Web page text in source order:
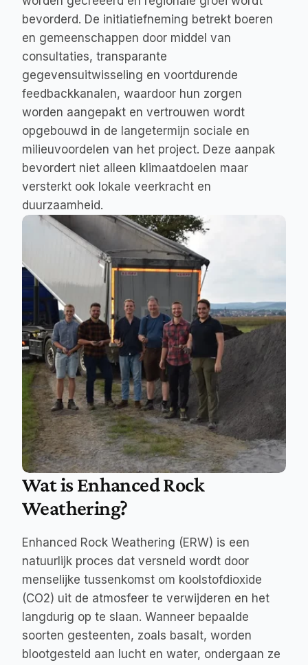
bevorderd. De initiatiefneming betrekt boeren
en gemeenschappen door middel van
consultaties, transparante
gegevensuitwisseling en voortdurende
feedbackkanalen, waardoor hun zorgen
worden aangepakt en vertrouwen wordt
opgebouwd in de langetermijn sociale en
milieuvoordelen van het project. Deze aanpak
bevordert niet alleen klimaatdoelen maar
versterkt ook lokale veerkracht en
duurzaamheid.
Wat is Enhanced Rock
Weathering?
Enhanced Rock Weathering (ERW) is een
natuurlijk proces dat versneld wordt door
menselijke tussenkomst om koolstofdioxide
(CO2) uit de atmosfeer te verwijderen en het
langdurig op te slaan. Wanneer bepaalde
soorten gesteenten, zoals basalt, worden
blootgesteld aan lucht en water, ondergaan ze